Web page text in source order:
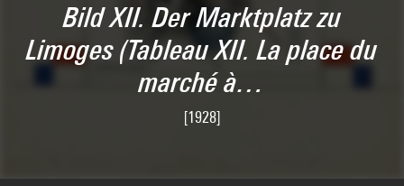
Bild XII. Der Marktplatz zu
Limoges (Tableau XII. La place du
marché à…
[1928]